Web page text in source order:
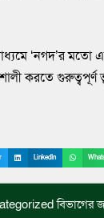
‘নগদ’র মতো
করতে
LinkedIn
বিভাগের